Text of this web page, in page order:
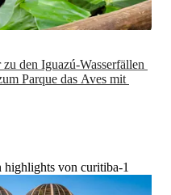
den Iguazú-Wasserfällen
Parque das Aves mit
highlights von curitiba-1